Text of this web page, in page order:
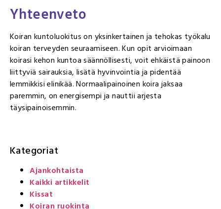
Yhteenveto
Koiran kuntoluokitus on yksinkertainen ja tehokas työkalu
koiran terveyden seuraamiseen. Kun opit arvioimaan
koirasi kehon kuntoa säännöllisesti, voit ehkäistä painoon
liittyviä sairauksia, lisätä hyvinvointia ja pidentää
lemmikkisi elinikää. Normaalipainoinen koira jaksaa
paremmin, on energisempi ja nauttii arjesta
täysipainoisemmin.
Kategoriat
Ajankohtaista
Kaikki artikkelit
Kissat
Koiran ruokinta